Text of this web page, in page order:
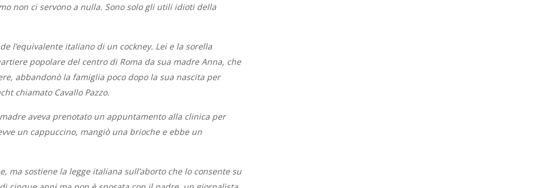
non ci servono a nulla. Sono solo gli utili idioti della
l’equivalente italiano di un cockney. Lei e la sorella
popolare del centro di Roma da sua madre Anna, che
abbandonò la famiglia poco dopo la sua nascita per
chiamato Cavallo Pazzo.
aveva prenotato un appuntamento alla clinica per
un cappuccino, mangiò una brioche e ebbe un
ma sostiene la legge italiana sull’aborto che lo consente su